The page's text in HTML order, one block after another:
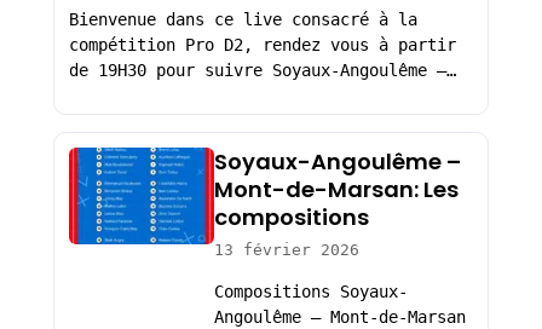
Bienvenue dans ce live consacré à la
compétition Pro D2, rendez vous à partir
de 19H30 pour suivre Soyaux-Angoulême –…
Soyaux-Angoulême –
Mont-de-Marsan: Les
compositions
13 février 2026
Compositions Soyaux-
Angoulême – Mont-de-Marsan